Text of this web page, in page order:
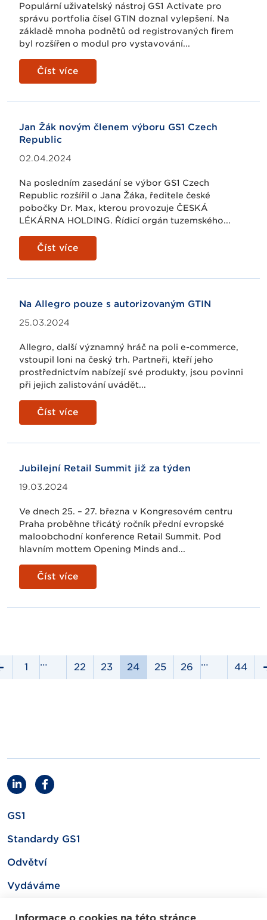
Populární uživatelský nástroj GS1 Activate pro
správu portfolia čísel GTIN doznal vylepšení. Na
základě mnoha podnětů od registrovaných firem
byl rozšířen o modul pro vystavování...
Číst více
Jan Žák novým členem výboru GS1 Czech
Republic
02.04.2024
Na posledním zasedání se výbor GS1 Czech
Republic rozšířil o Jana Žáka, ředitele české
pobočky Dr. Max, kterou provozuje ČESKÁ
LÉKÁRNA HOLDING. Řídicí orgán tuzemského...
Číst více
Na Allegro pouze s autorizovaným GTIN
25.03.2024
Allegro, další významný hráč na poli e-commerce,
vstoupil loni na český trh. Partneři, kteří jeho
prostřednictvím nabízejí své produkty, jsou povinni
při jejich zalistování uvádět...
Číst více
Jubilejní Retail Summit již za týden
19.03.2024
Ve dnech 25. – 27. března v Kongresovém centru
Praha proběhne třicátý ročník přední evropské
maloobchodní konference Retail Summit. Pod
hlavním mottem Opening Minds and...
Číst více
1 … 22 23 24 25 26 … 44
GS1
Standardy GS1
Odvětví
Vydáváme